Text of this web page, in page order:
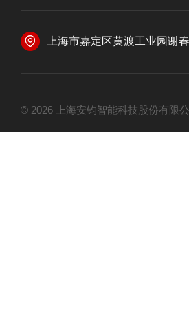
上海市嘉定区黄渡工业园谢
© 2026 上海安钧智能科技股份有